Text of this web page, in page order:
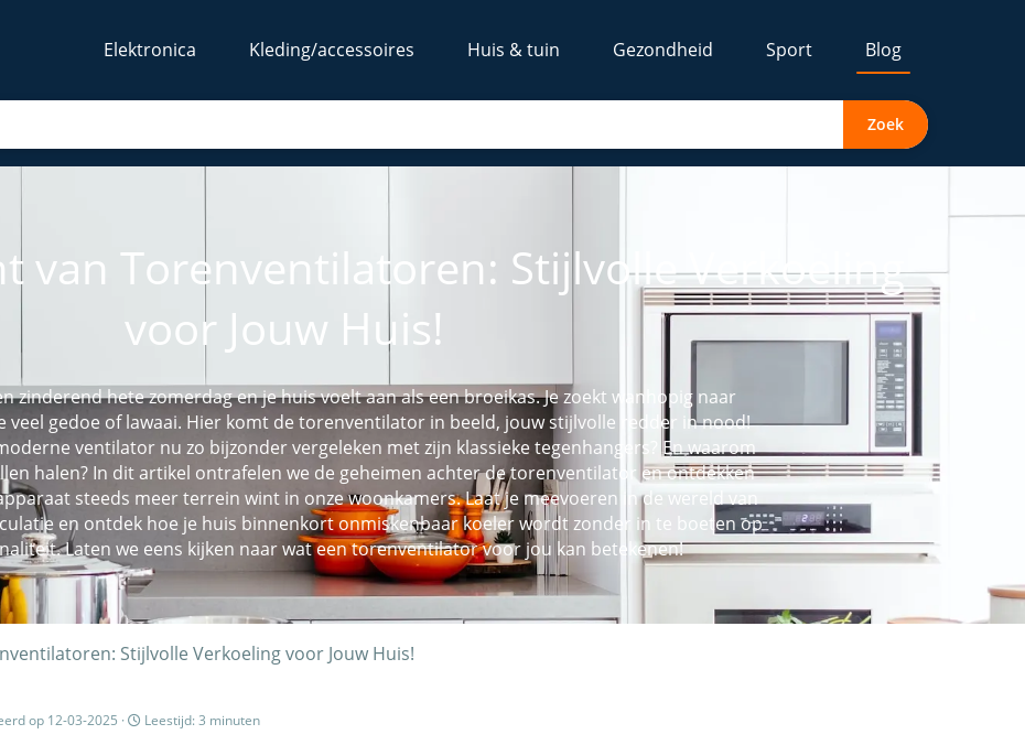
Elektronica Kleding/accessoires Huis & tuin Gezondheid Sport Blog
Zoek
van Torenventilatoren: Stijlvolle Verkoeling
voor Jouw Huis!
zinderend hete zomerdag en je huis voelt aan als een broeikas. Je zoekt wanhopig naar
veel gedoe of lawaai. Hier komt de torenventilator in beeld, jouw stijlvolle redder in nood!
ventilator nu zo bijzonder vergeleken met zijn klassieke tegenhangers? En waarom
halen? In dit artikel ontrafelen we de geheimen achter de torenventilator en ontdekken
steeds meer terrein wint in onze woonkamers. Laat je meevoeren in de wereld van
en ontdek hoe je huis binnenkort onmiskenbaar koeler wordt zonder in te boeten op
Laten we eens kijken naar wat een torenventilator voor jou kan betekenen!
Stijlvolle Verkoeling voor Jouw Huis!
op 12-03-2025 · Leestijd: 3 minuten